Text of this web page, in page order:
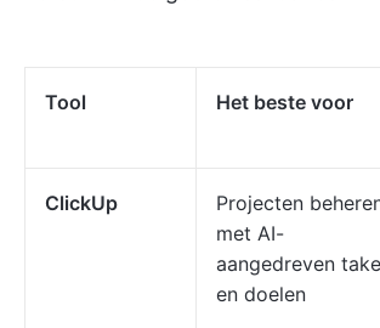
Tool Het beste voor
ClickUp
Projecten
met AI-
aangedreven
en doelen